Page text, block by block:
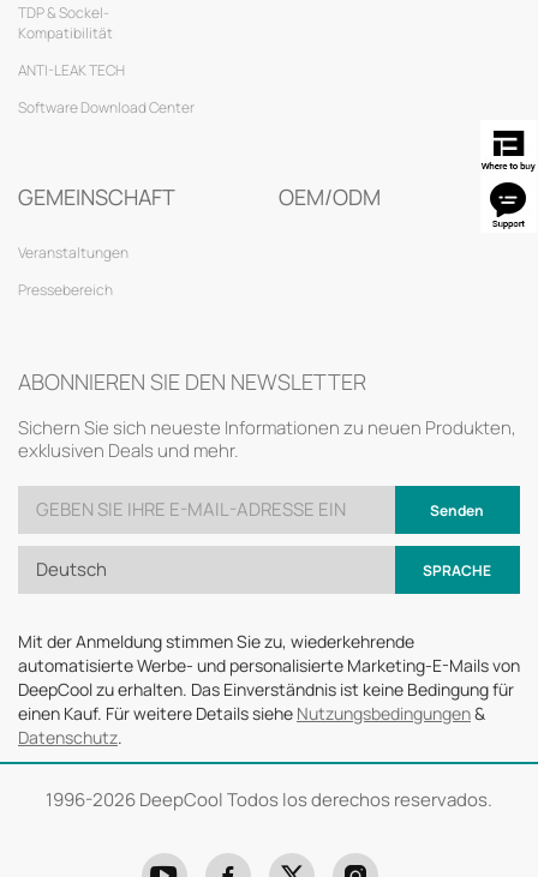
TDP & Sockel-
Kompatibilität
ANTI-LEAK TECH
Software Download Center
GEMEINSCHAFT
Veranstaltungen
Pressebereich
OEM/ODM
ABONNIEREN SIE DEN NEWSLETTER
Sichern Sie sich neueste Informationen zu neuen Produkten,
exklusiven Deals und mehr.
Senden
Deutsch SPRACHE
Mit der Anmeldung stimmen Sie zu, wiederkehrende
automatisierte Werbe- und personalisierte Marketing-E-Mails von
DeepCool zu erhalten. Das Einverständnis ist keine Bedingung für
einen Kauf. Für weitere Details siehe Nutzungsbedingungen&
Datenschutz.
1996-2026 DeepCool Todos los derechos reservados.